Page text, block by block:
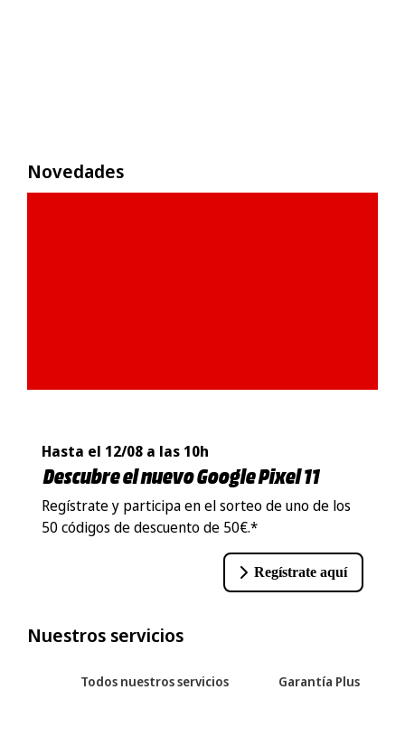
Novedades
Hasta el 12/08 a las 10h
Descubre el nuevo Google Pixel 11
Regístrate y participa en el sorteo de uno de los
50 códigos de descuento de 50€.*
Regístrate aquí
Nuestros servicios
Todos nuestros servicios Garantía Plus